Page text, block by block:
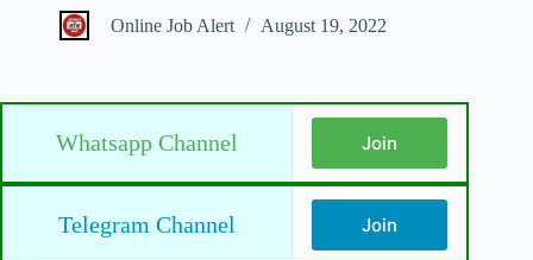
Online Job Alert August 19, 2022
Whatsapp Channel Join
Telegram Channel Join